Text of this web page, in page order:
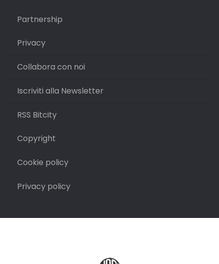
Partnership
Privacy
Collabora con noi
Iscriviti alla Newsletter
RSS Bitcity
Copyright
Cookie policy
Privacy policy